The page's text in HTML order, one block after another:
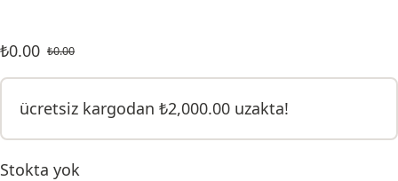
₺0.00
₺0.00
ücretsiz kargodan ₺2,000.00 uzakta!
Stokta yok